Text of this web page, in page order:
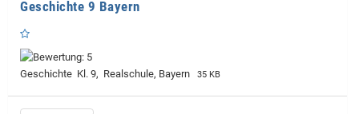
Geschichte 9 Bayern
Geschichte Kl. 9, Realschule, Bayern 35 KB